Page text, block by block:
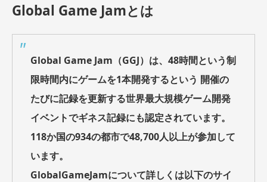
Global Game Jamとは
Global Game Jam（GGJ）は、48時間という制
限時間内にゲームを1本開発するという 開催の
たびに記録を更新する世界最大規模ゲーム開発
イベントでギネス記録にも認定されています。
118か国の934の都市で48,700人以上が参加して
います。
GlobalGameJamについて詳しくは以下のサイ